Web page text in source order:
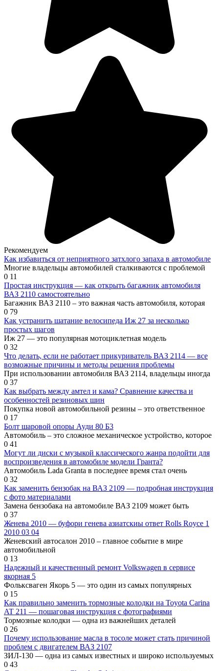
Рекомендуем
Как избавиться от неприятного затхлого запаха в автомобиле
Многие владельцы автомобилей сталкиваются с проблемой
0 11
Простая инструкция — как открыть багажник автомобиля
ВАЗ 2110 самостоятельно
Багажник ВАЗ 2110 – это важная часть автомобиля, которая
0 79
Как устранить шатание велосипеда Иж 27 за несколько
простых шагов
Иж 27 — это популярная мотоциклетная модель
0 32
Что делать, если не работает прикуриватель ВАЗ 2114 — все
возможные причины и методы решения проблемы
При использовании автомобиля ВАЗ 2114, владельцы иногда
0 37
Как выбрать между амтел и кама? Сравнение качества и
особенностей резиновых шин
Покупка новой автомобильной резины – это ответственное
0 17
Болт шаровой опоры Ауди 80 Б3
Автомобиль – это сложное механическое устройство, которое
0 41
Могут ли диски с музыкой классического жанра подойти для
воспроизведения в автомобиле модели Гранта?
Автомобиль Lada Granta в последнее время стал очень
0 32
Как заменить бензобак на ВАЗ 2109 — подробная инструкция
с фото материалами
Замена бензобака на автомобиле ВАЗ 2109 может быть
0 37
Женева 2010 — буфори генева азиатскиы ответ Rolls Royce 1
2010 03 04
Женевский автосалон 2010 – главное событие в мире
автомобильной
0 13
Надежный и качественный ремонт Volkswagen в сервисе
якорная 5
Фольксваген Якорь 5 — это один из самых популярных
0 15
Как правильно заменить тормозные колодки на Toyota Carina
AT 211 — пошаговая инструкция с фотографиями
Тормозные колодки — одна из важнейших деталей
0 26
Почему использование масла в тосоле может стать причиной
проблем с двигателем ВАЗ 2107
ЗИЛ-130 — одна из самых известных и широко используемых
0 43